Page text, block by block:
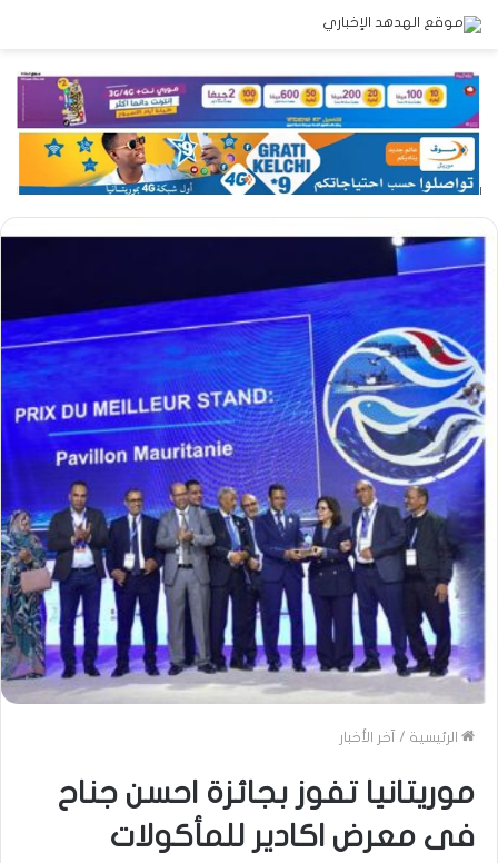
الرئيسية / آخر الأخبار
موريتانيا تفوز بجائزة احسن جناح
فى معرض اكادير للمأكولات